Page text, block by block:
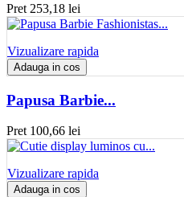
Pret 253,18 lei
Vizualizare rapida
Adauga in cos
Papusa Barbie...
Pret 100,66 lei
Vizualizare rapida
Adauga in cos